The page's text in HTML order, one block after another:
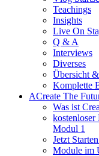
Teachings
Insights
Live On
Q & A
Interviews
Diverses
Übersicht
Komplette
ACreate The
Was ist
kostenloser
Modul 1
Jetzt
Module im